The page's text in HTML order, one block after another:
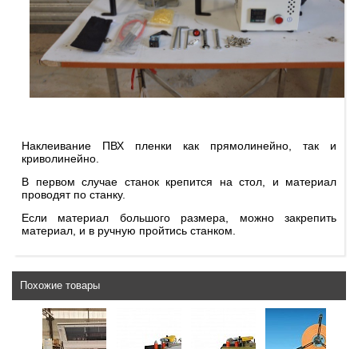
Наклеивание ПВХ пленки как прямолинейно, так и
криволинейно.
В первом случае станок крепится на стол, и материал
проводят по станку.
Если материал большого размера, можно закрепить
материал, и в ручную пройтись станком.
Похожие товары